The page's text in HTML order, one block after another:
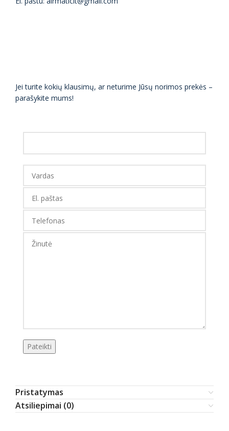
Jei turite kokių klausimų, ar neturime Jūsų norimos prekės –
parašykite mums!
Pristatymas
Atsiliepimai (0)